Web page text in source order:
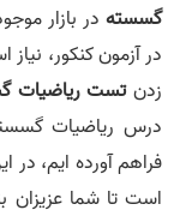
گسسته در بازار
در آزمون کنکور،
زدنتست ریاضیات
فراهم آورده ایم،
است تا شما عزیزان